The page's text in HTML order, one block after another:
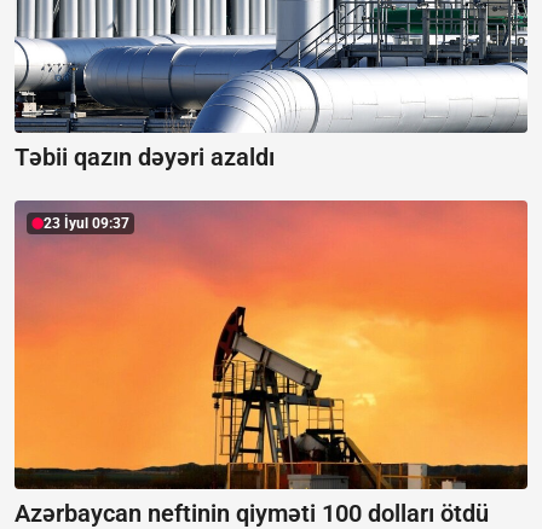
Təbii qazın dəyəri azaldı
23 İyul 09:37
Azərbaycan neftinin qiyməti 100 dolları ötdü